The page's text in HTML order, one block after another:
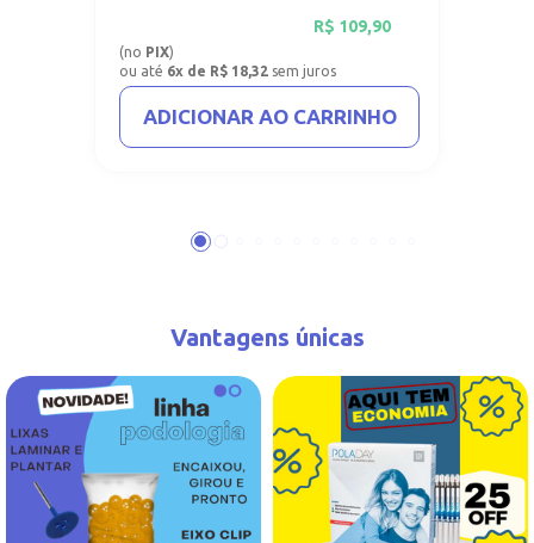
R$ 109,90
(no PIX)
ou até 6x de R$ 18,32 sem juros
ADICIONAR AO CARRINHO
Vantagens únicas